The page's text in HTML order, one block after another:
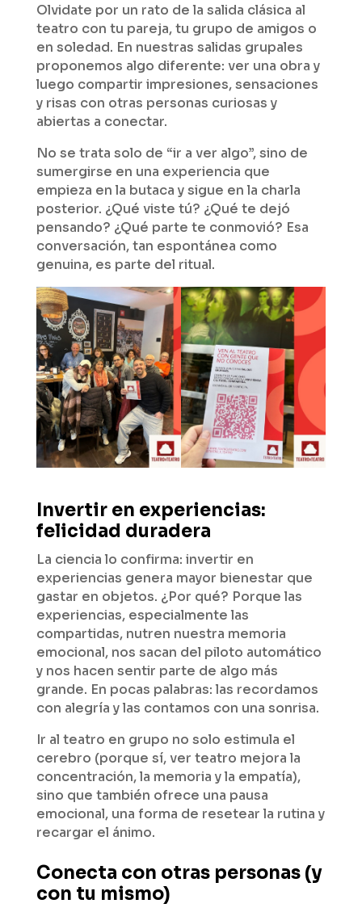
Olvidate por un rato de la salida clásica al
teatro con tu pareja, tu grupo de amigos o
en soledad. En nuestras salidas grupales
proponemos algo diferente: ver una obra y
luego compartir impresiones, sensaciones
y risas con otras personas curiosas y
abiertas a conectar.
No se trata solo de “ir a ver algo”, sino de
sumergirse en una experiencia que
empieza en la butaca y sigue en la charla
posterior. ¿Qué viste tú? ¿Qué te dejó
pensando? ¿Qué parte te conmovió? Esa
conversación, tan espontánea como
genuina, es parte del ritual.
Invertir en experiencias:
felicidad duradera
La ciencia lo confirma: invertir en
experiencias genera mayor bienestar que
gastar en objetos. ¿Por qué? Porque las
experiencias, especialmente las
compartidas, nutren nuestra memoria
emocional, nos sacan del piloto automático
y nos hacen sentir parte de algo más
grande. En pocas palabras: las recordamos
con alegría y las contamos con una sonrisa.
Ir al teatro en grupo no solo estimula el
cerebro (porque sí, ver teatro mejora la
concentración, la memoria y la empatía),
sino que también ofrece una pausa
emocional, una forma de resetear la rutina y
recargar el ánimo.
Conecta con otras personas (y
con tu mismo)